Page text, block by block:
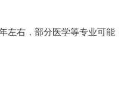
左右，部分医学等专业可能